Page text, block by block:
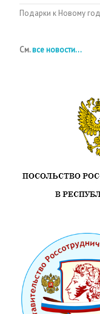
Подарки к Новому
См.все новости...